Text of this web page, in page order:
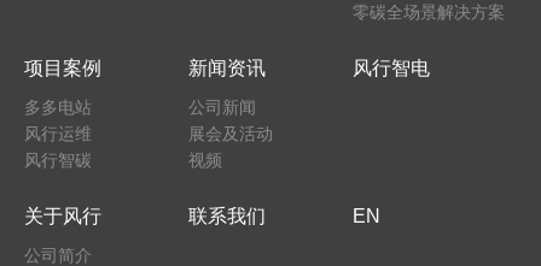
零碳全场景解决方案
项目案例
多多电站
风行运维
风行智碳
新闻资讯
公司新闻
展会及活动
视频
风行智电
关于风行
公司简介
联系我们 EN